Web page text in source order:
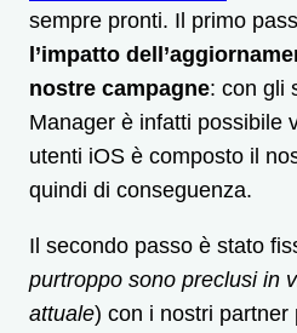
sempre pronti. Il primo
l’impatto
nostre campagne: con gli
Manager è infatti possibile
utenti iOS è composto il
quindi di conseguenza.
Il secondo passo è stato
purtroppo sono preclusi in
attuale) con i nostri partner